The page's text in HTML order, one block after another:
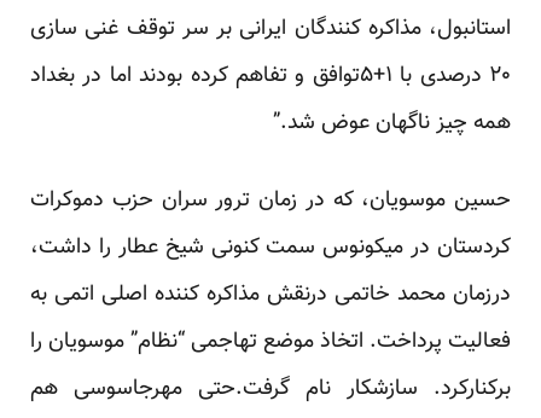
استانبول، مذاکره کنندگان ایرانی بر سر توقف غنی سازی
۲۰ درصدی با ۱+۵توافق و تفاهم کرده بودند اما در بغداد
همه چیز ناگهان عوض شد.”
حسین موسویان، که در زمان ترور سران حزب دموکرات
کردستان در میکونوس سمت کنونی شیخ عطار را داشت،
درزمان محمد خاتمی درنقش مذاکره کننده اصلی اتمی به
فعالیت پرداخت. اتخاذ موضع تهاجمی “نظام” موسویان را
برکنارکرد. سازشکار نام گرفت.حتی مهرجاسوسی هم